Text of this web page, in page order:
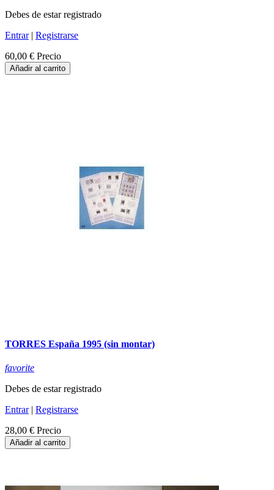
Debes de estar registrado
Entrar| Registrarse
60,00 € Precio
Añadir al carrito
TORRES España 1995 (sin montar)
favorite
Debes de estar registrado
Entrar| Registrarse
28,00 € Precio
Añadir al carrito